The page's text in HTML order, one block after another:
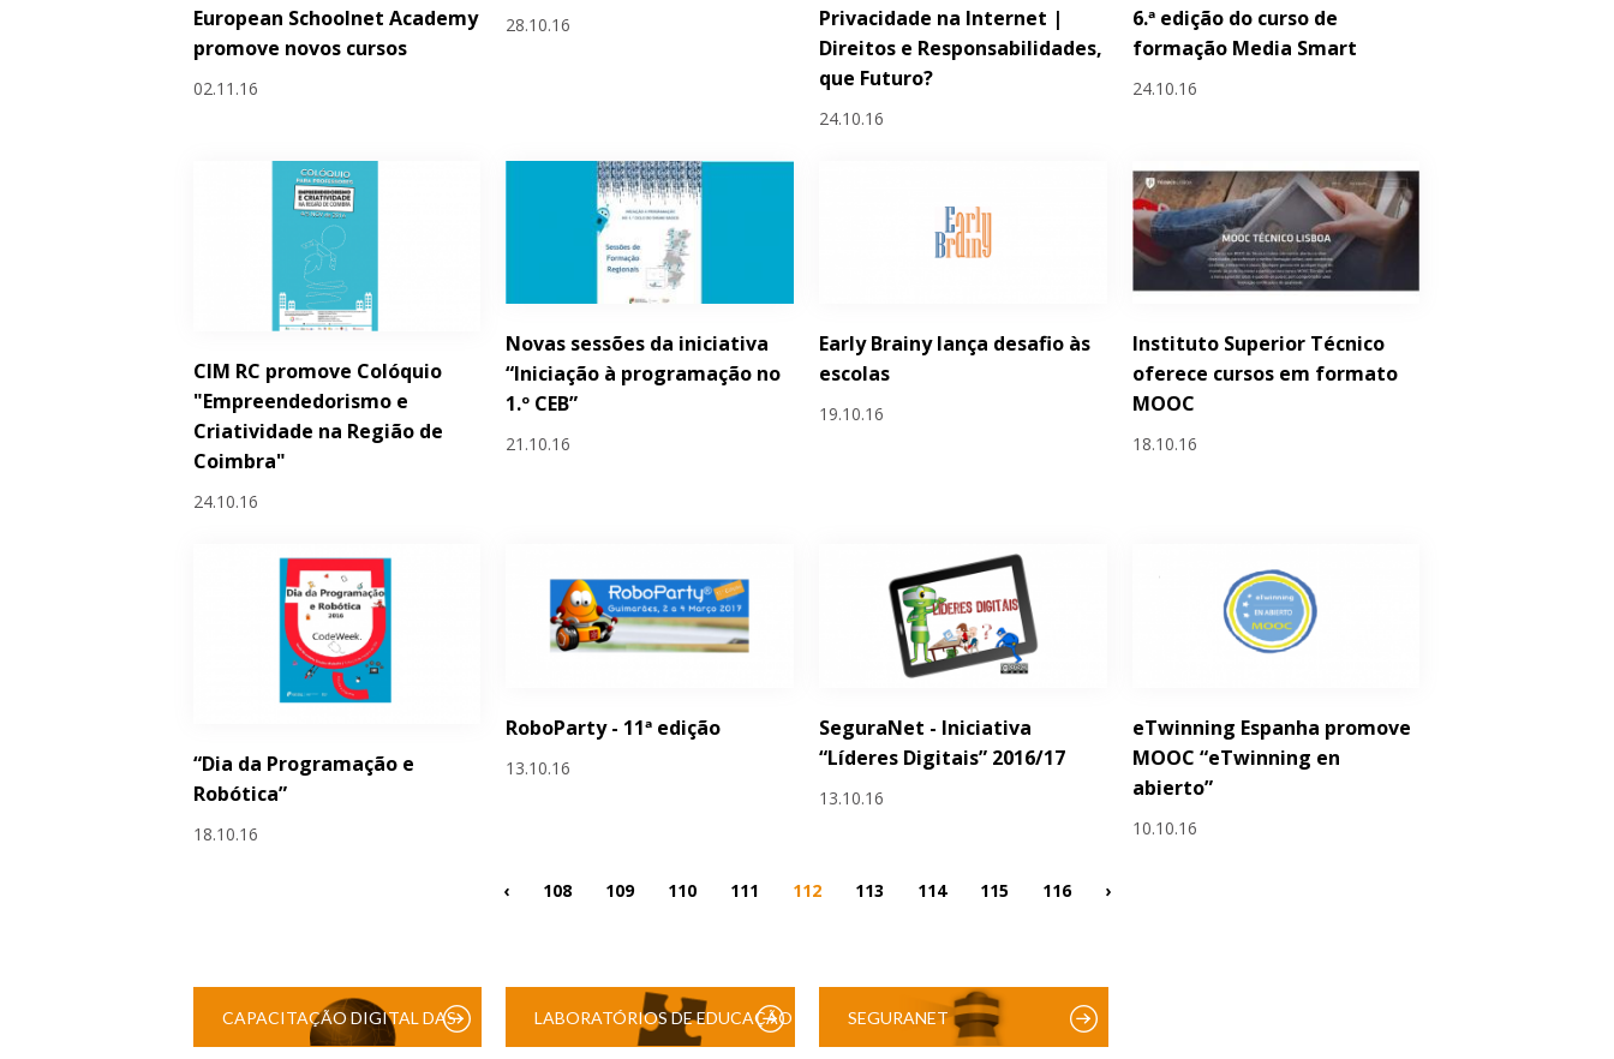
European Schoolnet Academy
promove novos cursos
02.11.16
28.10.16
Privacidade na Internet |
Direitos e Responsabilidades,
que Futuro?
24.10.16
6.ª edição do curso de
formação Media Smart
24.10.16
CIM RC promove Colóquio
"Empreendedorismo e
Criatividade na Região de
Coimbra"
24.10.16
Novas sessões da iniciativa
“Iniciação à programação no
1.º CEB”
21.10.16
Early Brainy lança desafio às
escolas
19.10.16
Instituto Superior Técnico
oferece cursos em formato
MOOC
18.10.16
“Dia da Programação e
Robótica”
18.10.16
RoboParty - 11ª edição
13.10.16
SeguraNet - Iniciativa
“Líderes Digitais” 2016/17
13.10.16
eTwinning Espanha promove
MOOC “eTwinning en
abierto”
10.10.16
‹ 108 109 110 111 112 113 114 115 116 ›
CAPACITAÇÃO DIGITAL DAS LABORATÓRIOS DE EDUCAÇÃO SEGURANET